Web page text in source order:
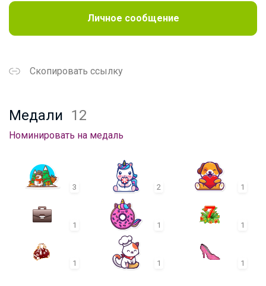
Личное сообщение
Скопировать ссылку
Медали 12
Номинировать на медаль
3 2 1
1 1 1
1 1 1